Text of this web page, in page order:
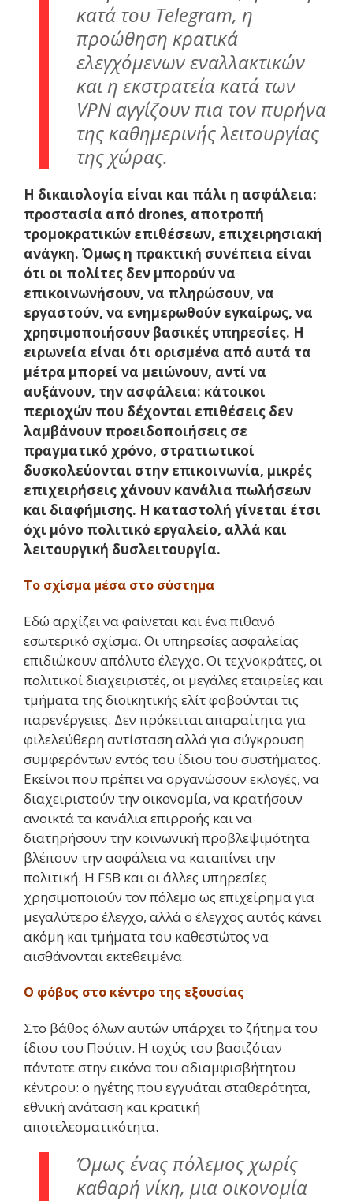
κατά του Telegram, η
προώθηση κρατικά
ελεγχόμενων εναλλακτικών
και η εκστρατεία κατά των
VPN αγγίζουν πια τον πυρήνα
της καθημερινής λειτουργίας
της χώρας.
Η δικαιολογία είναι και πάλι η ασφάλεια:
προστασία από drones, αποτροπή
τρομοκρατικών επιθέσεων, επιχειρησιακή
ανάγκη. Όμως η πρακτική συνέπεια είναι
ότι οι πολίτες δεν μπορούν να
επικοινωνήσουν, να πληρώσουν, να
εργαστούν, να ενημερωθούν εγκαίρως, να
χρησιμοποιήσουν βασικές υπηρεσίες. Η
ειρωνεία είναι ότι ορισμένα από αυτά τα
μέτρα μπορεί να μειώνουν, αντί να
αυξάνουν, την ασφάλεια: κάτοικοι
περιοχών που δέχονται επιθέσεις δεν
λαμβάνουν προειδοποιήσεις σε
πραγματικό χρόνο, στρατιωτικοί
δυσκολεύονται στην επικοινωνία, μικρές
επιχειρήσεις χάνουν κανάλια πωλήσεων
και διαφήμισης. Η καταστολή γίνεται έτσι
όχι μόνο πολιτικό εργαλείο, αλλά και
λειτουργική δυσλειτουργία.
Το σχίσμα μέσα στο σύστημα
Εδώ αρχίζει να φαίνεται και ένα πιθανό
εσωτερικό σχίσμα. Οι υπηρεσίες ασφαλείας
επιδιώκουν απόλυτο έλεγχο. Οι τεχνοκράτες, οι
πολιτικοί διαχειριστές, οι μεγάλες εταιρείες και
τμήματα της διοικητικής ελίτ φοβούνται τις
παρενέργειες. Δεν πρόκειται απαραίτητα για
φιλελεύθερη αντίσταση αλλά για σύγκρουση
συμφερόντων εντός του ίδιου του συστήματος.
Εκείνοι που πρέπει να οργανώσουν εκλογές, να
διαχειριστούν την οικονομία, να κρατήσουν
ανοικτά τα κανάλια επιρροής και να
διατηρήσουν την κοινωνική προβλεψιμότητα
βλέπουν την ασφάλεια να καταπίνει την
πολιτική. Η FSB και οι άλλες υπηρεσίες
χρησιμοποιούν τον πόλεμο ως επιχείρημα για
μεγαλύτερο έλεγχο, αλλά ο έλεγχος αυτός κάνει
ακόμη και τμήματα του καθεστώτος να
αισθάνονται εκτεθειμένα.
Ο φόβος στο κέντρο της εξουσίας
Στο βάθος όλων αυτών υπάρχει το ζήτημα του
ίδιου του Πούτιν. Η ισχύς του βασιζόταν
πάντοτε στην εικόνα του αδιαμφισβήτητου
κέντρου: ο ηγέτης που εγγυάται σταθερότητα,
εθνική ανάταση και κρατική
αποτελεσματικότητα.
Όμως ένας πόλεμος χωρίς
καθαρή νίκη, μια οικονομία